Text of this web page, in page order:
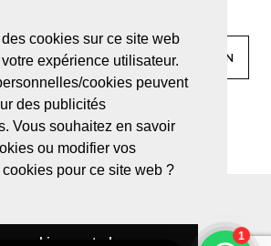
cookies sur ce site web
expérience utilisateur.
cookies peuvent
des publicités
Vous souhaitez en savoir
ou modifier vos
pour ce site web ?
cookies sont ok
linkedin